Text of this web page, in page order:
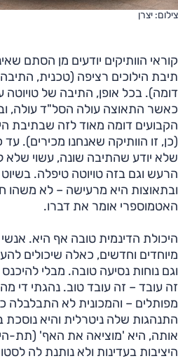
צילום: יצרן
קוראי הוותיקים יודעים מן הסתם
תיבת הילוכים רציפה (טכנית,
דומה). בכל אופן, התיבה של טויוטה
כאשר התאוצה עולה הסל"ד עולה,
הקבועים דומה מאוד לזה שבתיבת
(כן, זו הוותיקה שאנחנו מכירים).
שלא יודע שהתיבה שונה, עשוי שלא
הרעש וגם בזה טויוטה טיפלה.
ובתאוצות היא מרעישה – לא משהו
האטמוספרי אומר את דברו.
היכולת הדינמית טובה אף היא.
מיוחדים וחדשים, כאלה שיכולים
וגם נוחות נסיעה טובה. מבלי
זה עובד – זה עובד טוב. נהגתי די
מפותלים – והמכונית לא התבלבלה
התנהגות שלה ניטרלית והיא נוסכת
אותה, היא 'מוציאה את האף' (תת-
היציבות בעדינות ולא נותנת לה